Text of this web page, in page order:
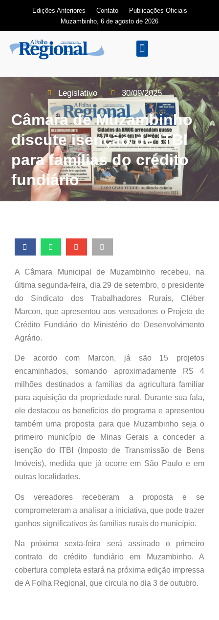
Edições Anteriores Contato
Publicações Oficiais
Muzambinho, 6 de agosto de 2026
Legislativo 30/09/2025
Câmara de Muzambinho
discute isenção de ITBI
para famílias do crédito
fundiário
A Câmara Municipal de Muzambinho recebeu, na
última segunda-feira, dia 29 de setembro, o presidente
do Sindicato dos Trabalhadores Rurais, Cléber
Marcon, que apresentou aos vereadores o Projeto de
Crédito Fundiário do Ministério do Desenvolvimento
Agrário.
De acordo com Marcon, já são 15 projetos
encaminhados, somando aproximadamente R$ 4
milhões destinados a famílias da agricultura familiar
para aquisição da propriedade rural. Durante sua fala,
ele destacou os benefícios do programa e apresentou
também uma proposta para que Muzambinho seja o
primeiro município de Minas Gerais a conceder a
isenção do ITBI (Imposto de Transmissão de Bens
Imóveis), medida que já ocorre em São Paulo e em
outras localidades.
Os vereadores receberam a proposta e se
comprometeram a analisar a iniciativa, que pode trazer
ganhos significativos às famílias rurais do município.
Na próxima sexta-feira será assinado o primeiro
contrato do crédito fundiário em Muzambinho. A
cobertura completa estará na próxima edição impressa
de A Folha Regional, que circula no dia 3 de outubro.